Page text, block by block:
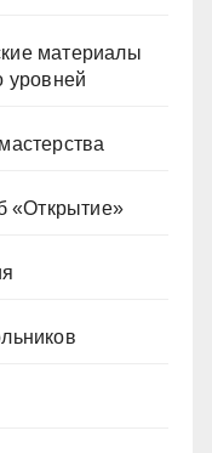
материалы
уровней
«Открытие»